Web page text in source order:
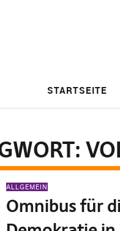
STARTSEITE
ALLGEMEIN
Omnibus für